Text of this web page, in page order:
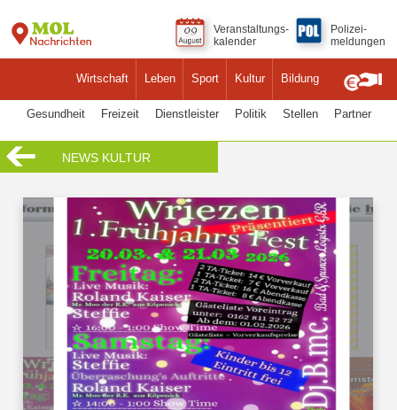
Wirtschaft Leben Sport Kultur Bildung
Veranstaltungs-
kalender
Polizei-
meldungen
Gesundheit Freizeit Dienstleister Politik Stellen Partner
NEWS KULTUR